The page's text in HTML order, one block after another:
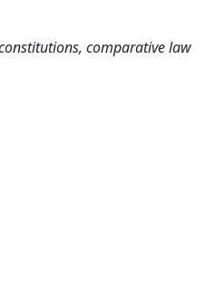
comparative law